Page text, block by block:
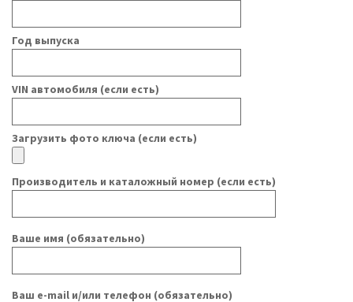
Год выпуска
VIN автомобиля (если есть)
Загрузить фото ключа (если есть)
Производитель и каталожный номер (если есть)
Ваше имя (обязательно)
Ваш e-mail и/или телефон (обязательно)